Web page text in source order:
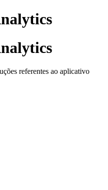
referentes ao aplicativo